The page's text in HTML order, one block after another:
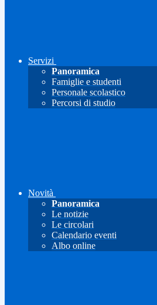
Servizi
Panoramica
Famiglie e studenti
Personale scolastico
Percorsi di studio
Novità
Panoramica
Le notizie
Le circolari
Calendario eventi
Albo online